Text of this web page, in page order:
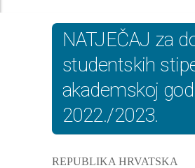
NATJEČAJ za
studentskih
akademskoj
2022./2023.
REPUBLIKA HRVATSKA